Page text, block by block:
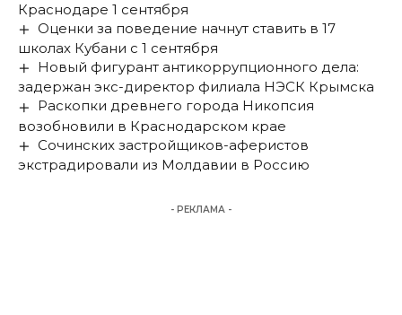
Краснодаре 1 сентября
Оценки за поведение начнут ставить в 17
школах Кубани с 1 сентября
Новый фигурант антикоррупционного дела:
задержан экс-директор филиала НЭСК Крымска
Раскопки древнего города Никопсия
возобновили в Краснодарском крае
Сочинских застройщиков-аферистов
экстрадировали из Молдавии в Россию
- РЕКЛАМА -